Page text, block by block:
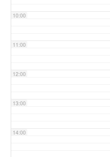
10:00
11:00
12:00
13:00
14:00